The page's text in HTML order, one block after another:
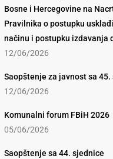
Bosne i Hercegovine na
Pravilnika o postupku
načinu i postupku izdavanja
12/06/2026
Saopštenje za javnost sa 45.
12/06/2026
Komunalni forum FBiH 2026
05/06/2026
Saopštenje sa 44. sjednice